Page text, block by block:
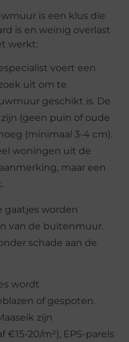
is een klus die
is en weinig overlast
werkt:
voert een
uit om te
geschikt is. De
(geen puin of oude
(minimaal 3-4 cm).
woningen uit de
maar een
gaatjes worden
van de buitenmuur.
schade aan de
wordt
of gespoten.
zijn
€15-20/m²), EPS-parels